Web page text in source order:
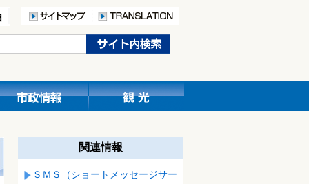
関連情報
ＳＭＳ（ショートメッセージサー